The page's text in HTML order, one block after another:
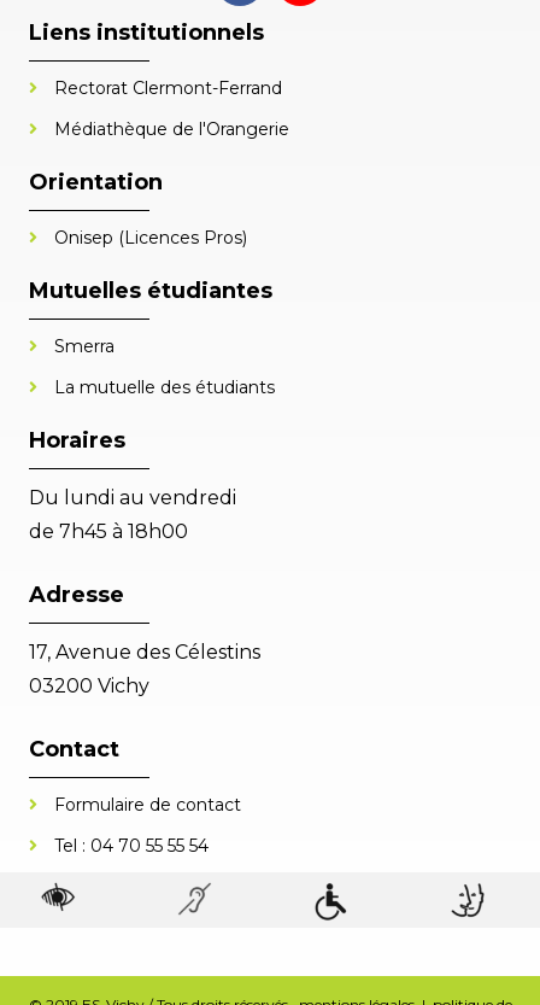
Liens institutionnels
Rectorat Clermont-Ferrand
Médiathèque de l'Orangerie
Orientation
Onisep (Licences Pros)
Mutuelles étudiantes
Smerra
La mutuelle des étudiants
Horaires
Du lundi au vendredi
de 7h45 à 18h00
Adresse
17, Avenue des Célestins
03200 Vichy
Contact
Formulaire de contact
Tel : 04 70 55 55 54